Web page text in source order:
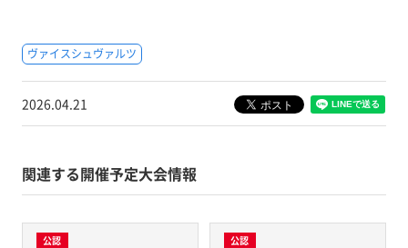
ヴァイスシュヴァルツ
2026.04.21
関連する開催予定大会情報
公認 公認